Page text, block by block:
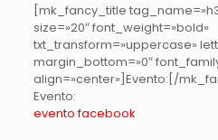
[mk_fancy_title
size=»20″ font_weight=»bold»
txt_transform=»uppercase»
margin_bottom=»0″
align=»center»]Evento:[/
Evento:
evento facebook